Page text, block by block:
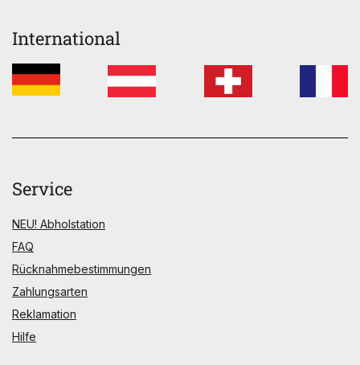
International
Service
NEU! Abholstation
FAQ
Rücknahmebestimmungen
Zahlungsarten
Reklamation
Hilfe